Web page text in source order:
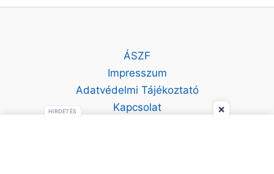
ÁSZF
Impresszum
Adatvédelmi Tájékoztató
Kapcsolat
HIRDETÉS ×